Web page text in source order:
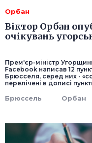
Орбан
Віктор Орбан
очікувань
Прем'єр-міністр
Facebook написав 12
Брюсселя, серед них -
перелічені в дописі
Брюссель Орбан